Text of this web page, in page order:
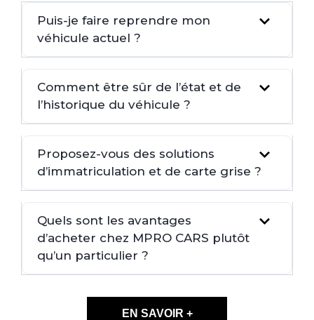
Puis-je faire reprendre mon
véhicule actuel ?
Comment être sûr de l’état et de
l’historique du véhicule ?
Proposez-vous des solutions
d’immatriculation et de carte grise ?
Quels sont les avantages
d’acheter chez MPRO CARS plutôt
qu’un particulier ?
EN SAVOIR +